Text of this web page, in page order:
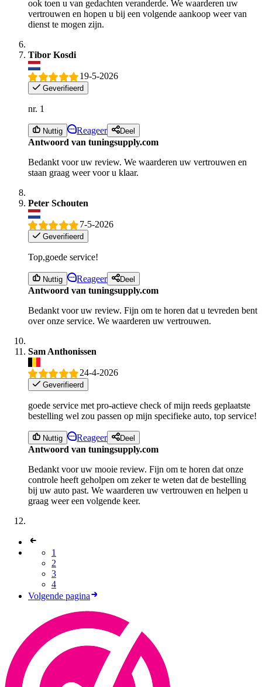
ook toen u van gedachten veranderde. We waarderen uw
vertrouwen en hopen u bij een volgende aankoop weer van
dienst te mogen zijn.
Tibor Kosdi
19-5-2026
Geverifieerd
nr. 1
Nuttig Reageer Deel
Antwoord van tuningsupply.com
Bedankt voor uw review. We waarderen uw vertrouwen en
staan graag weer voor u klaar.
Peter Schouten
7-5-2026
Geverifieerd
Top,goede service!
Nuttig Reageer Deel
Antwoord van tuningsupply.com
Bedankt voor uw review. Fijn om te horen dat u tevreden bent
over onze service. We waarderen uw vertrouwen.
Sam Anthonissen
24-4-2026
Geverifieerd
goede service met pro-actieve check of mijn reeds geplaatste
bestelling wel zou passen op mijn specifieke auto, top service!
Nuttig Reageer Deel
Antwoord van tuningsupply.com
Bedankt voor uw mooie review. Fijn om te horen dat onze
controle heeft geholpen om zeker te weten dat de bestelling
bij uw auto past. We waarderen uw vertrouwen en helpen u
graag weer een volgende keer.
1
2
3
4
Volgende pagina